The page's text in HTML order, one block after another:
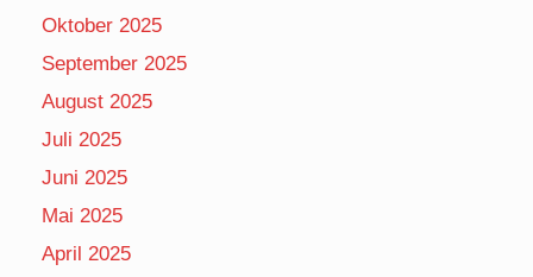
Oktober 2025
September 2025
August 2025
Juli 2025
Juni 2025
Mai 2025
April 2025